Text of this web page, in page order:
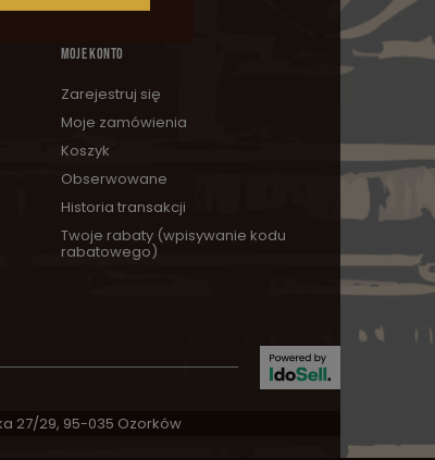
MOJE KONTO
Zarejestruj się
Moje zamówienia
Koszyk
Obserwowane
Historia transakcji
Twoje rabaty (wpisywanie kodu
rabatowego)
27/29, 95-035 Ozorków